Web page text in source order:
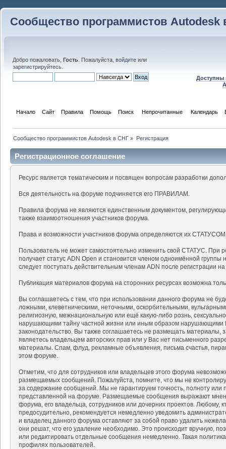
Сообщество программистов Autodesk
Добро пожаловать, Гость . Пожалуйста, войдите или
зарегистрируйтесь
Доступны
Начало Сайт Правила Помощь Поиск Непрочитанные Календарь
Сообщество программистов Autodesk в СНГ » Регистрация
Регистрационное соглашение
Ресурс является тематическим и посвящен вопросам разработки
Вся деятельность на форуме подчиняется его ПРАВИЛАМ.
Правила форума не являются единственным документом,
также взаимоотношения участников форума.
Права и возможности участников форума определяются их
Пользователь не может самостоятельно изменить свой СТАТУС. При
получает статус ADN Open и становится членом одноимённой
следует поступать действительным членам ADN после регистрации
Публикация материалов форума на сторонних ресурсах возможна
Вы соглашаетесь с тем, что при использовании данного форума не
ложными, клеветническими, неточными, оскорбительными,
религиозную, межнациональную или ещё какую-либо рознь,
нарушающими тайну частной жизни или иным образом нарушающими
законодательство. Вы также соглашаетесь не размещать
являетесь владельцем авторских прав или у Вас нет письменного
материалы. Спам, флуд, рекламные объявления, письма счастья,
этом форуме.
Отметим, что для сотрудников или владельцев этого форума
размещаемых сообщений. Пожалуйста, помните, что мы не
за содержание сообщений. Мы не гарантируем точность, полноту или
представленной на форуме. Размещаемые сообщения выражают
форума, его владельца, сотрудников или дочерних проектов. Любому,
предосудительно, рекомендуется немедленно уведомить
и владелец данного форума оставляют за собой право удалить
они решат, что его удаление необходимо. Это происходит вручную,
или редактировать отдельные сообщения немедленно. Такая
профилях пользователей.